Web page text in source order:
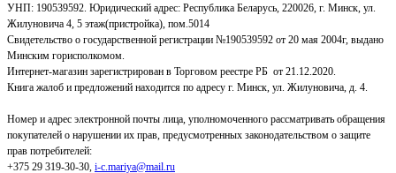
УНП: 190539592. Юридический адрес: Республика Беларусь, 220026, г. Минск, ул.
Жилуновича 4, 5 этаж(пристройка), пом.5014
Свидетельство о государственной регистрации №190539592 от 20 мая 2004г, выдано
Минским горисполкомом.
Интернет-магазин зарегистрирован в Торговом реестре РБ от 21.12.2020.
Книга жалоб и предложений находится по адресу г. Минск, ул. Жилуновича, д. 4.
Номер и адрес электронной почты лица, уполномоченного рассматривать обращения
покупателей о нарушении их прав, предусмотренных законодательством о защите
прав потребителей:
+375 29 319-30-30, i-c.mariya@mail.ru